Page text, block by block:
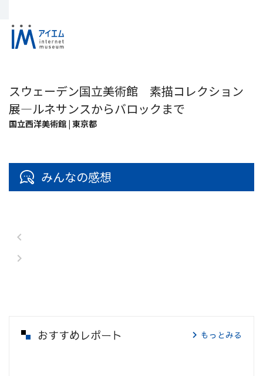
スウェーデン国立美術館 素描コレクション
展―ルネサンスからバロックまで
国立西洋美術館 | 東京都
みんなの感想
おすすめレポート もっとみる